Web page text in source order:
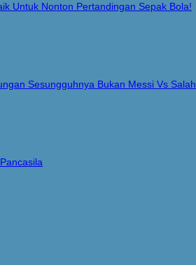
Untuk Nonton Pertandingan Sepak Bola!
Sesungguhnya Bukan Messi Vs Salah